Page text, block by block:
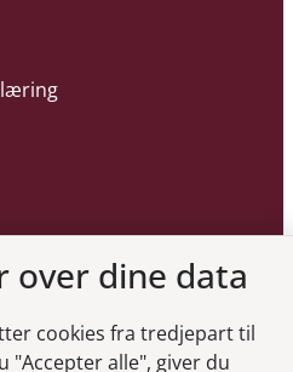
over dine data
cookies fra tredjepart til
"Accepter alle", giver du